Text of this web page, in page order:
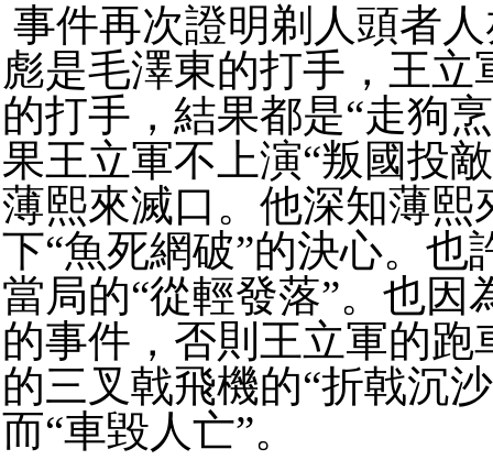
事件再次證明剃人頭者
彪是毛澤東的打手，王立
的打手，結果都是“走狗
果王立軍不上演“叛國投
薄熙來滅口。他深知薄熙
下“魚死網破”的決心。也
當局的“從輕發落”。也因
的事件，否則王立軍的跑
的三叉戟飛機的“折戟沉
而“車毀人亡”。